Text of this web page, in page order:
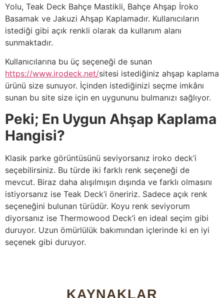
Yolu, Teak Deck Bahçe Mastikli, Bahçe Ahşap İroko
Basamak ve Jakuzi Ahşap Kaplamadır. Kullanıcıların
istediği gibi açık renkli olarak da kullanım alanı
sunmaktadır.
Kullanıcılarına bu üç seçeneği de sunan
https://www.irodeck.net/sitesi istediğiniz ahşap kaplama
ürünü size sunuyor. İçinden istediğinizi seçme imkânı
sunan bu site size için en uygununu bulmanızı sağlıyor.
Peki; En Uygun Ahşap Kaplama
Hangisi?
Klasik parke görüntüsünü seviyorsanız iroko deck’i
seçebilirsiniz. Bu türde iki farklı renk seçeneği de
mevcut. Biraz daha alışılmışın dışında ve farklı olmasını
istiyorsanız ise Teak Deck’i öneririz. Sadece açık renk
seçeneğini bulunan türüdür. Koyu renk seviyorum
diyorsanız ise Thermowood Deck’i en ideal seçim gibi
duruyor. Uzun ömürlülük bakımından içlerinde ki en iyi
seçenek gibi duruyor.
KAYNAKLAR